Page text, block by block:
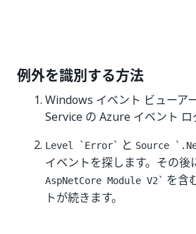
例外を識別する方法
Windows イベント ビューア
Service の Azure イベント ロ
Level `Error` と Source
イベントを探します。その後
AspNetCore Module V2` を含
トが続きます。